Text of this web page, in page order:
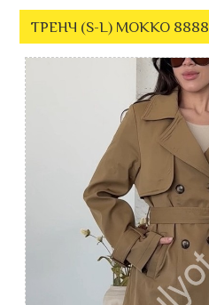
ТРЕНЧ (S-L) МОККО 8888